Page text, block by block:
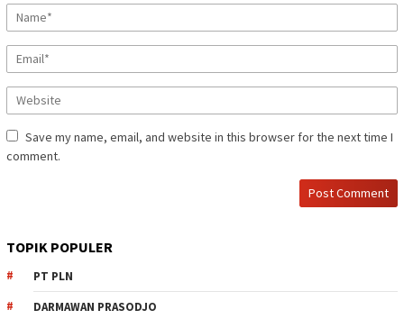
Save my name, email, and website in this browser for the next time I
comment.
TOPIK POPULER
PT PLN
DARMAWAN PRASODJO